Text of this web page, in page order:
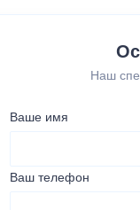
Наш
Ваше имя
Ваш телефон